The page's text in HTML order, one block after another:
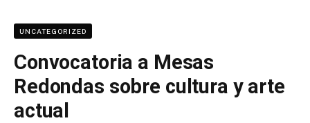
UNCATEGORIZED
Convocatoria a Mesas
Redondas sobre cultura y arte
actual